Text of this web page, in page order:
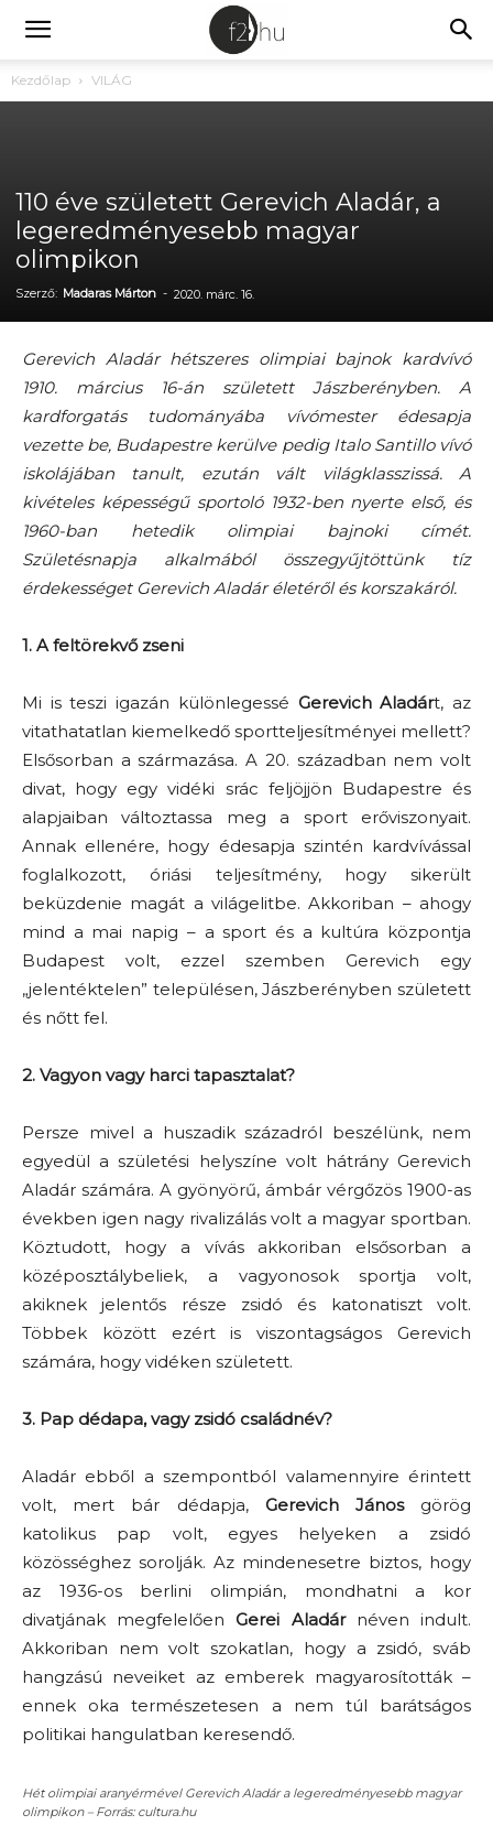
Kezdőlap VILÁG
110 éve született Gerevich Aladár, a
legeredményesebb magyar
olimpikon
Szerző: Madaras Márton - 2020. márc. 16.
Gerevich Aladár hétszeres olimpiai bajnok kardvívó
1910. március 16-án született Jászberényben. A
kardforgatás tudományába vívómester édesapja
vezette be, Budapestre kerülve pedig Italo Santillo vívó
iskolájában tanult, ezután vált világklasszissá. A
kivételes képességű sportoló 1932-ben nyerte első, és
1960-ban hetedik olimpiai bajnoki címét.
Születésnapja alkalmából összegyűjtöttünk tíz
érdekességet Gerevich Aladár életéről és korszakáról.
1. A feltörekvő zseni
Mi is teszi igazán különlegessé Gerevich Aladárt, az
vitathatatlan kiemelkedő sportteljesítményei mellett?
Elsősorban a származása. A 20. században nem volt
divat, hogy egy vidéki srác feljöjjön Budapestre és
alapjaiban változtassa meg a sport erőviszonyait.
Annak ellenére, hogy édesapja szintén kardvívással
foglalkozott, óriási teljesítmény, hogy sikerült
beküzdenie magát a világelitbe. Akkoriban – ahogy
mind a mai napig – a sport és a kultúra központja
Budapest volt, ezzel szemben Gerevich egy
„jelentéktelen” településen, Jászberényben született
és nőtt fel.
2. Vagyon vagy harci tapasztalat?
Persze mivel a huszadik századról beszélünk, nem
egyedül a születési helyszíne volt hátrány Gerevich
Aladár számára. A gyönyörű, ámbár vérgőzös 1900-as
években igen nagy rivalizálás volt a magyar sportban.
Köztudott, hogy a vívás akkoriban elsősorban a
középosztálybeliek, a vagyonosok sportja volt,
akiknek jelentős része zsidó és katonatiszt volt.
Többek között ezért is viszontagságos Gerevich
számára, hogy vidéken született.
3. Pap dédapa, vagy zsidó családnév?
Aladár ebből a szempontból valamennyire érintett
volt, mert bár dédapja, Gerevich Jánosgörög
katolikus pap volt, egyes helyeken a zsidó
közösséghez sorolják. Az mindenesetre biztos, hogy
az 1936-os berlini olimpián, mondhatni a kor
divatjának megfelelően Gerei Aladárnéven indult.
Akkoriban nem volt szokatlan, hogy a zsidó, sváb
hangzású neveiket az emberek magyarosították –
ennek oka természetesen a nem túl barátságos
politikai hangulatban keresendő.
Hét olimpiai aranyérmével Gerevich Aladár a legeredményesebb magyar
olimpikon – Forrás: cultura.hu